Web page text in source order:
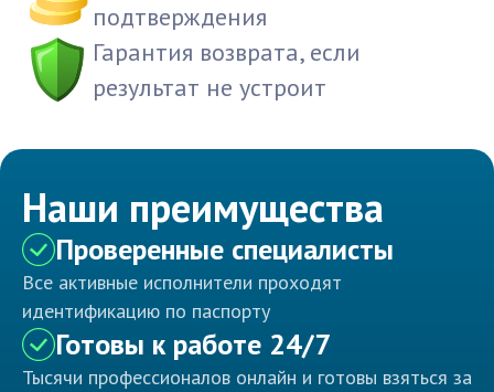
подтверждения
Гарантия возврата, если
результат не устроит
Наши преимущества
Проверенные специалисты
Все активные исполнители проходят
идентификацию по паспорту
Готовы к работе 24/7
Тысячи профессионалов онлайн и готовы взяться за